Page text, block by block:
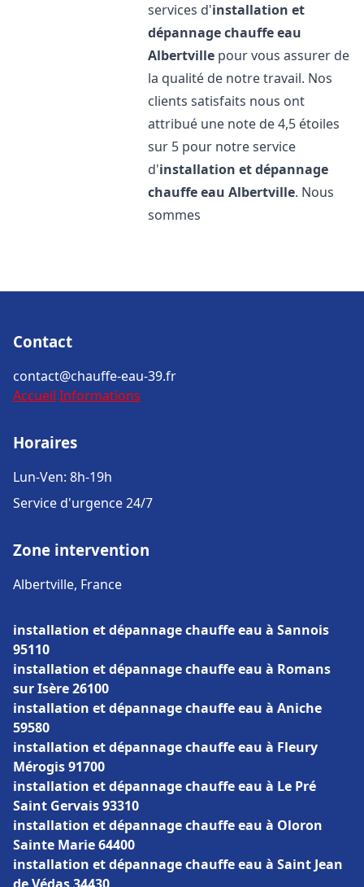
services d'installation et
dépannage chauffe eau
Albertville pour vous assurer de
la qualité de notre travail. Nos
clients satisfaits nous ont
attribué une note de 4,5 étoiles
sur 5 pour notre service
d'installation et dépannage
chauffe eau Albertville. Nous
sommes
Contact
contact@chauffe-eau-39.fr
Accueil Informations
Horaires
Lun-Ven: 8h-19h
Service d'urgence 24/7
Zone intervention
Albertville, France
installation et dépannage chauffe eau à Sannois
95110
installation et dépannage chauffe eau à Romans
sur Isère 26100
installation et dépannage chauffe eau à Aniche
59580
installation et dépannage chauffe eau à Fleury
Mérogis 91700
installation et dépannage chauffe eau à Le Pré
Saint Gervais 93310
installation et dépannage chauffe eau à Oloron
Sainte Marie 64400
installation et dépannage chauffe eau à Saint Jean